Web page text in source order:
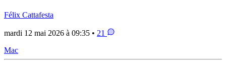
Félix Cattafesta
mardi 12 mai 2026 à 09:35 • 21
Mac